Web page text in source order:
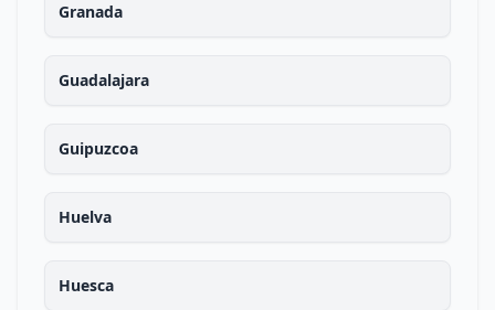
Granada
Guadalajara
Guipuzcoa
Huelva
Huesca